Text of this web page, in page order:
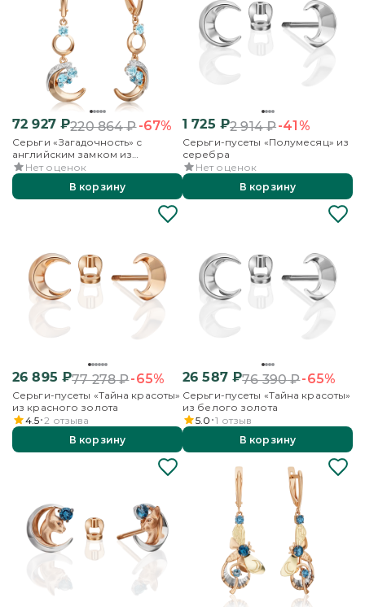
72 927₽220 864₽-67%
Серьги «Загадочность» с
английским замком из
комбинированного золота с
топазами и бесцветными
топазами
Нет оценок
В корзину
1 725 ₽2 914₽-41%
Серьги-пусеты «Полумесяц» из
серебра
Нет оценок
В корзину
26 895 ₽77 278₽-65%
Серьги-пусеты «Тайна красоты»
из красного золота
4.5 2 отзыва
В корзину
26 587₽76 390₽-65%
Серьги-пусеты «Тайна красоты»
из белого золота
5.0 1 отзыв
В корзину